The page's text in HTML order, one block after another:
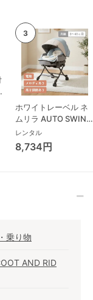
ホワイトレーベル ネ
ムリラ AUTO SWING
BEDi Long スリープ
シェル EG コンビ
(Combi) ハイローチ
レンタル
8,734円
乗り物
AND RID